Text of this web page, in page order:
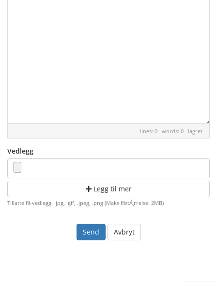
lines: 0 words: 0 lagret
Vedlegg
Legg til mer
Tillatte fil-vedlegg: .jpg, .gif, .jpeg, .png (Maks filstÃ¸rrelse: 2MB)
Avbryt